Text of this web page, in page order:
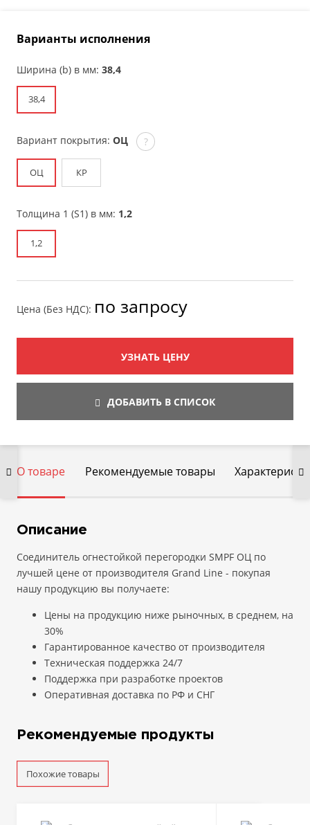
Варианты исполнения
Ширина (b) в мм: 38,4
38,4
Вариант покрытия: ОЦ ?
ОЦ КР
Толщина 1 (S1) в мм: 1,2
1,2
Цена (Без НДС): по запросу
УЗНАТЬ ЦЕНУ
ДОБАВИТЬ В СПИСОК
О товаре Рекомендуемые товары
Описание
Соединитель огнестойкой перегородки SMPF ОЦ по
лучшей цене от производителя Grand Line - покупая
нашу продукцию вы получаете:
Цены на продукцию ниже рыночных, в среднем, на
30%
Гарантированное качество от производителя
Техническая поддержка 24/7
Поддержка при разработке проектов
Оперативная доставка по РФ и СНГ
Рекомендуемые продукты
Похожие товары